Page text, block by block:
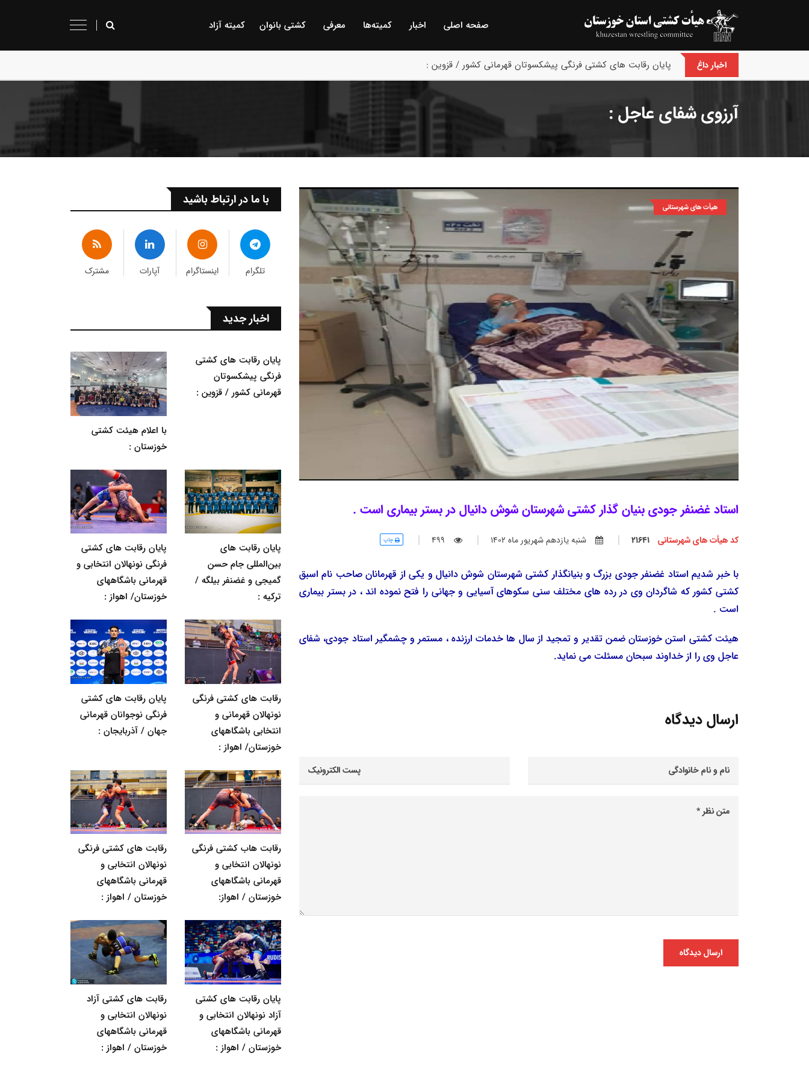
صفحه اصلی اخبار كمیته‌ها معرفی كشتی بانوان کمیته آزاد
اخبار داغ پایان رقابت های کشتی فرنگی پیشکسوتان قهرمانی کشور / قزوین :
آرزوی شفای عاجل :
هیأت های شهرستانی
استاد غضنفر جودی بنیان گذار کشتی شهرستان شوش دانیال در بستر بیماری است .
کد هیأت های شهرستانی شنبه يازدهم شهريور ماه 1402 499 چاپ
با خبر شدیم استاد غضنفر جودی بزرگ و بنیانگذار کشتی شهرستان شوش دانیال و یکی از قهرمانان صاحب نام اسبق
کشتی کشور که شاگردان وی در رده های مختلف سنی سکوهای آسیایی و جهانی را فتح نموده اند ، در بستر بیماری
است .
هیئت کشتی استن خوزستان ضمن تقدیر و تمجید از سال ها خدمات ارزنده ، مستمر و چشمگیر استاد جودی، شفای
عاجل وی را از خداوند سبحان مسئلت می نماید.
ارسال دیدگاه
ارسال دیدگاه
با ما در ارتباط باشید
تلگرام اینستاگرام آپارات مشترک
اخبار جدید
پایان رقابت های کشتی
فرنگی پیشکسوتان
قهرمانی کشور / قزوین :
با اعلام هیئت کشتی
خوزستان :
پایان رقابت های
بین‌المللی جام حسن
گمیجی و غضنفر بیلگه /
ترکیه :
پایان رقابت های کشتی
فرنگی نونهالان انتخابی و
قهرمانی باشگاههای
خوزستان/ اهواز :
رقابت های کشتی فرنگی
نونهالان قهرمانی و
انتخابی باشگاههای
خوزستان/ اهواز :
پایان رقابت های کشتی
فرنگی نوجوانان قهرمانی
جهان / آذربایجان :
رقابت هاب کشتی فرنگی
نونهالان انتخابی و
قهرمانی باشگاههای
خوزستان / اهواز:
رقابت های کشتی فرنگی
نونهالان انتخابی و
قهرمانی باشگاههای
خوزستان / اهواز :
پایان رقابت های کشتی
آزاد نونهالان انتخابی و
قهرمانی باشگاههای
خوزستان / اهواز :
رقابت های کشتی آزاد
نونهالان انتخابی و
قهرمانی باشگاههای
خوزستان / اهواز :